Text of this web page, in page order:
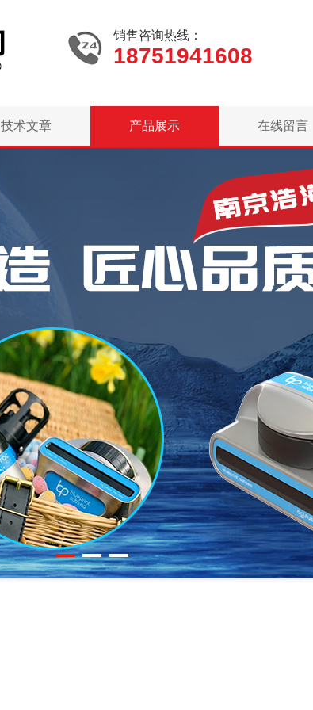
销售咨询热线：
18751941608
技术文章 产品展示 在线留言